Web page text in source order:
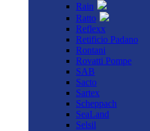
Rain
Ratto
Reflexx
Retificio Padano
Rontani
Rovatti Pompe
SAB
Sacto
Sartex
Scheppach
SeaLand
Selsil